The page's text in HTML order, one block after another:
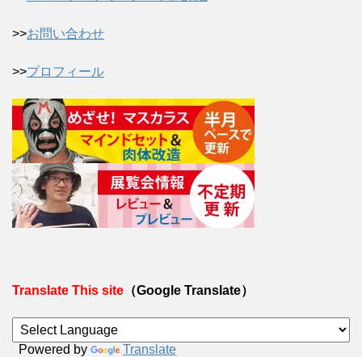
>>お問い合わせ
>>プロフィール
Translate This site （Google Translate）
Powered by Translate